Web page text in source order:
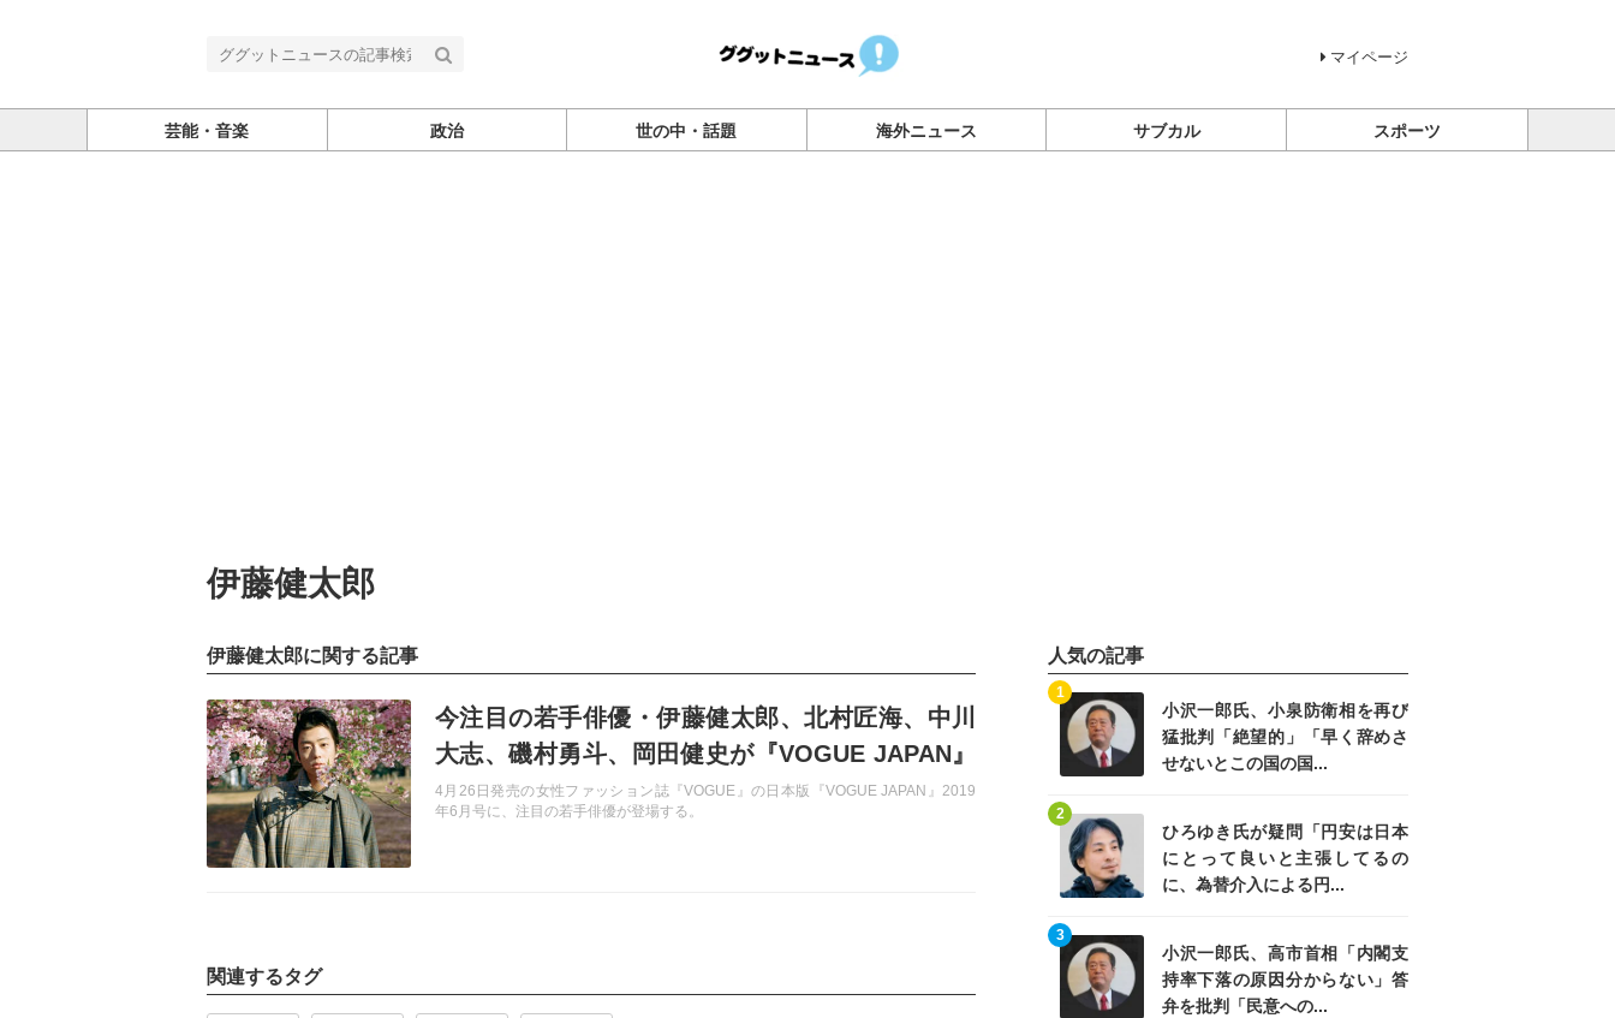
マイページ
芸能・音楽 政治 世の中・話題 海外ニュース サブカル スポーツ
伊藤健太郎
伊藤健太郎に関する記事
今注目の若手俳優・伊藤健太郎、北村匠海、中川
大志、磯村勇斗、岡田健史が『VOGUE JAPAN』
に登場
4月26日発売の女性ファッション誌『VOGUE』の日本版『VOGUE JAPAN』2019
年6月号に、注目の若手俳優が登場する。
関連するタグ
人気の記事
小沢一郎氏、小泉防衛相を再び
猛批判「絶望的」「早く辞めさ
せないとこの国の国...
1
ひろゆき氏が疑問「円安は日本
にとって良いと主張してるの
に、為替介入による円...
2
小沢一郎氏、高市首相「内閣支
持率下落の原因分からない」答
弁を批判「民意への...
3